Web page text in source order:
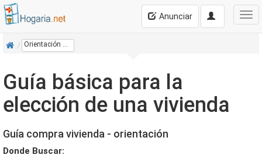
Anunciar
Inicio
Guía básica para la
elección de una vivienda
Guía compra vivienda - orientación
Donde Buscar: